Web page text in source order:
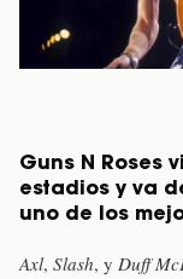
Guns N Roses
estadios y va
uno de los
Axl, Slash, y Duff